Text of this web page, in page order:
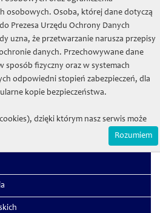
osobowych. Osoba, której dane dotyczą
Prezesa Urzędu Ochrony Danych
uzna, że przetwarzanie narusza przepisy
danych. Przechowywane dane
sposób fizyczny oraz w systemach
odpowiedni stopień zabezpieczeń, dla
kopie bezpieczeństwa.
dzięki którym nasz serwis może
Rozumiem